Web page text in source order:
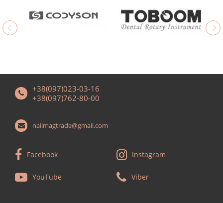
+38(097)023-03-16
+38(097)762-80-00
nailmagtrade@gmail.com
Facebook Instagram
YouTube Viber